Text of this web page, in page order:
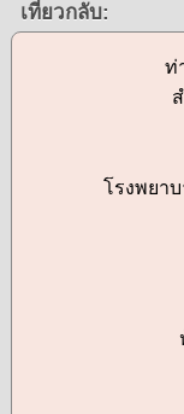
เที่ยวกลับ:
ท่
โรงพยา